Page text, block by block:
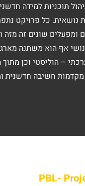
תוכניות למידה
נושאית. כל פרויקט
ומפעלים שונים זה
אף הוא משתנה
– הוליסטי וכן
מקדמות חשיבה חדשנית
PBL-